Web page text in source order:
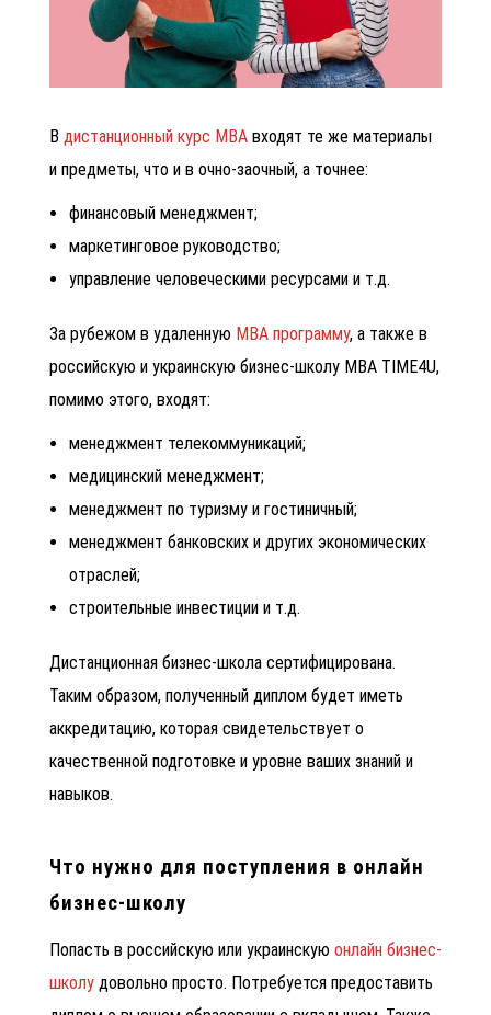
В дистанционный курс МВА входят те же материалы
и предметы, что и в очно-заочный, а точнее:
финансовый менеджмент;
маркетинговое руководство;
управление человеческими ресурсами и т.д.
За рубежом в удаленную МВА программу, а также в
российскую и украинскую бизнес-школу MBA TIME4U,
помимо этого, входят:
менеджмент телекоммуникаций;
медицинский менеджмент;
менеджмент по туризму и гостиничный;
менеджмент банковских и других экономических
отраслей;
строительные инвестиции и т.д.
Дистанционная бизнес-школа сертифицирована.
Таким образом, полученный диплом будет иметь
аккредитацию, которая свидетельствует о
качественной подготовке и уровне ваших знаний и
навыков.
Что нужно для поступления в онлайн
бизнес-школу
Попасть в российскую или украинскую онлайн бизнес-
школу довольно просто. Потребуется предоставить